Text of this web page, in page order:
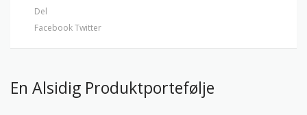
Del
FacebookTwitter
En Alsidig Produktportefølje